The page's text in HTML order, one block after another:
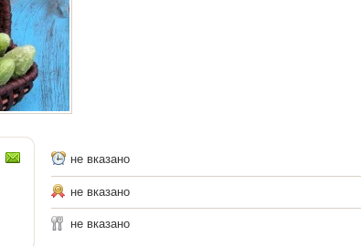
не вказано
не вказано
не вказано